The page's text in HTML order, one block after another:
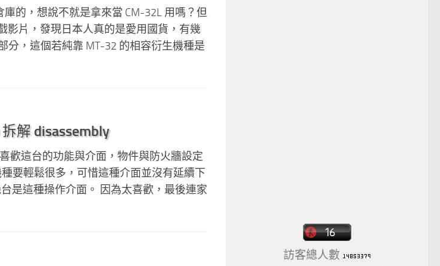
的，想說不就是拿來當 CM-32L 用嗎？但
影片，發現日本人真的是愛用國貨，有幾
分，這個若純靠 MT-32 的相容衍生機種是
解 disassembly
歡這台的功能與介面，物件與防火牆設定
要輕鬆很多，可惜這種介面並沒有延續下
是這種操作介面。 因為太喜歡，最後連家
訪客總人數